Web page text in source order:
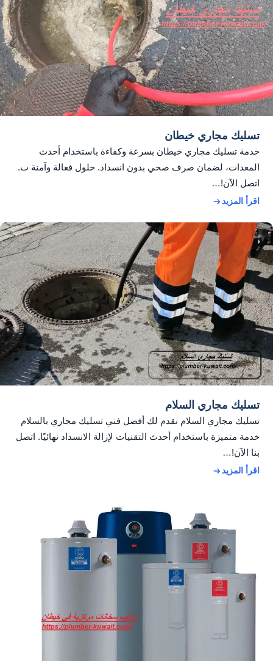
تسليك مجاري خيطان
خدمة تسليك مجاري خيطان بسرعة وكفاءة باستخدام أحدث
المعدات، لضمان صرف صحي بدون انسداد. حلول فعالة وآمنة ب.
اتصل الآن!…
اقرأ المزيد
تسليك مجاري السلام
تسليك مجاري السلام نقدم لك أفضل فني تسليك مجاري بالسلام
خدمة متميزة باستخدام أحدث التقنيات لإزالة الانسداد نهائيًا. اتصل
بنا الآن!…
اقرأ المزيد